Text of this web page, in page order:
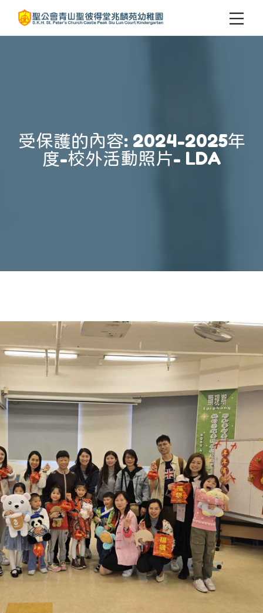
受保護的內容: 2024-2025年
度-校外活動照片- LDA